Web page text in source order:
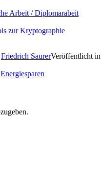
Arbeit / Diplomarabeit
zur Kryptographie
Friedrich SaurerVeröffentlicht in